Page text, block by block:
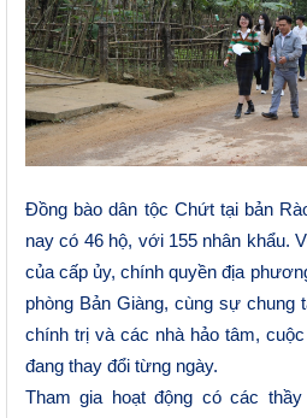
Đồng bào dân tộc Chứt tại bản
nay có 46 hộ, với 155 nhân khẩu.
của cấp ủy, chính quyền địa
phòng Bản Giàng, cùng sự chung
chính trị và các nhà hảo tâm,
đang thay đổi từng ngày.
Tham gia hoạt động cócác